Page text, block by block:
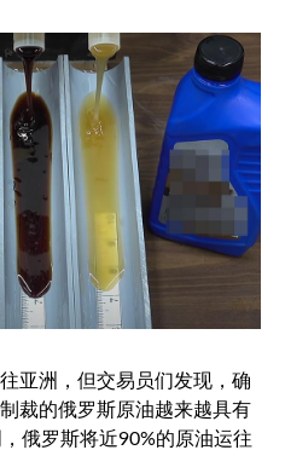
亚洲，但交易员们发现，确
裁的俄罗斯原油越来越具有
俄罗斯将近90%的原油运往